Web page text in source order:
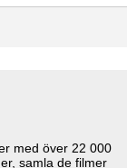
med över 22 000
samla de filmer